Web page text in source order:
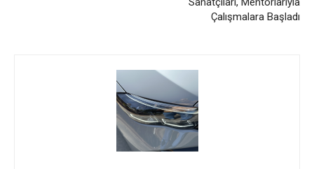
Çalışmalara Başladı